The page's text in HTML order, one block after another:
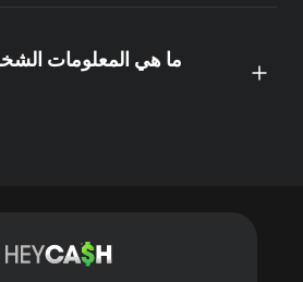
ما هي المعلومات